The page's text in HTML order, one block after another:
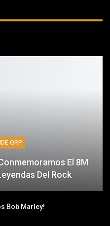
QRP
El 8M
Del Rock
Bob Marley!